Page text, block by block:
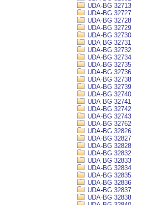
UDA-BG 32713
UDA-BG 32727
UDA-BG 32728
UDA-BG 32729
UDA-BG 32730
UDA-BG 32731
UDA-BG 32732
UDA-BG 32734
UDA-BG 32735
UDA-BG 32736
UDA-BG 32738
UDA-BG 32739
UDA-BG 32740
UDA-BG 32741
UDA-BG 32742
UDA-BG 32743
UDA-BG 32762
UDA-BG 32826
UDA-BG 32827
UDA-BG 32828
UDA-BG 32832
UDA-BG 32833
UDA-BG 32834
UDA-BG 32835
UDA-BG 32836
UDA-BG 32837
UDA-BG 32838